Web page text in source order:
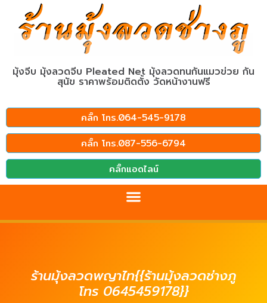
มุ้งจีบ มุ้งลวดจีบ Pleated Net มุ้งลวดทนกันแมวข่วย กัน
สุนัข ราคาพร้อมติดตั้ง วัดหน้างานฟรี
คลิ๊ก โทร.064-545-9178
คลิ๊ก โทร.087-556-6794
คลิ๊กแอดไลน์
ร้านมุ้งลวดพญาไท{{ร้านมุ้งลวดช่างภู
โทร 0645459178}}